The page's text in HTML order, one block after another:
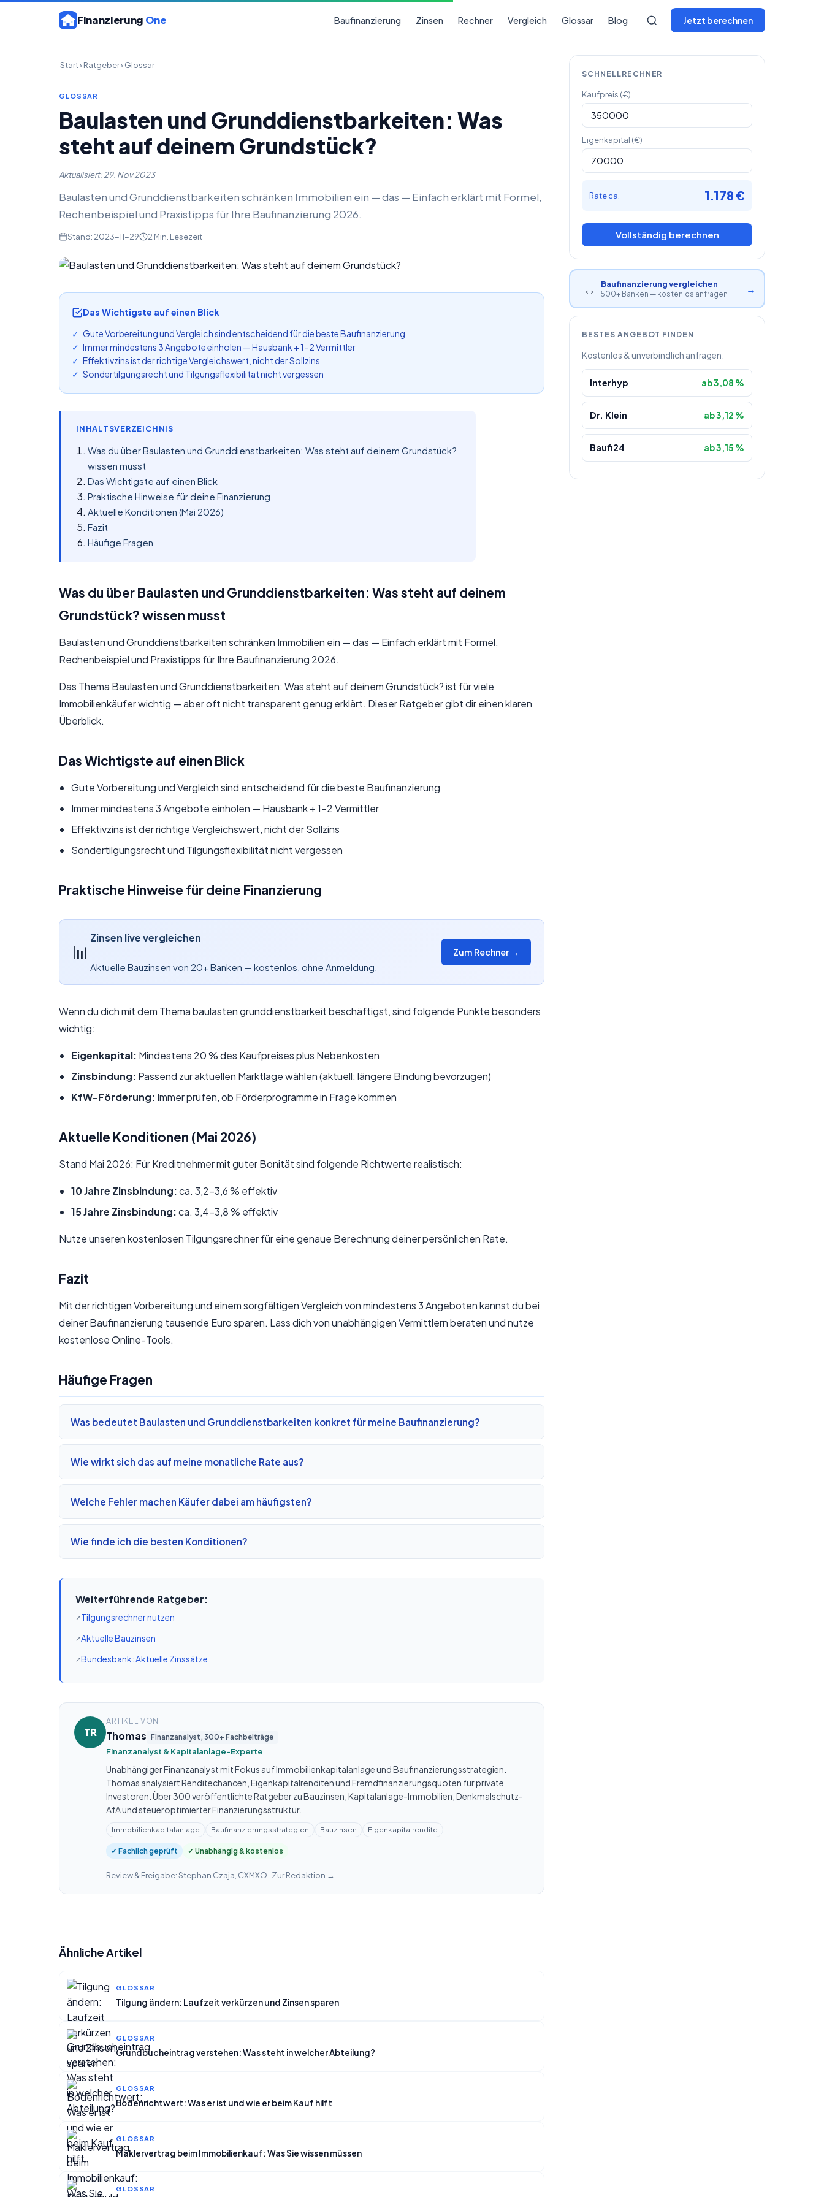
Finanzierung One Baufinanzierung Zinsen Rechner Vergleich Glossar Blog Jetzt berechnen
Start›Ratgeber›Glossar
GLOSSAR
Baulasten und Grunddienstbarkeiten: Was
steht auf deinem Grundstück?
Aktualisiert: 29. Nov 2023
Baulasten und Grunddienstbarkeiten schränken Immobilien ein — das — Einfach erklärt mit Formel,
Rechenbeispiel und Praxistipps für Ihre Baufinanzierung 2026.
Stand: 2023-11-29 2 Min. Lesezeit
Das Wichtigste auf einen Blick
Gute Vorbereitung und Vergleich sind entscheidend für die beste Baufinanzierung
Immer mindestens 3 Angebote einholen — Hausbank + 1–2 Vermittler
Effektivzins ist der richtige Vergleichswert, nicht der Sollzins
Sondertilgungsrecht und Tilgungsflexibilität nicht vergessen
INHALTSVERZEICHNIS
Was du über Baulasten und Grunddienstbarkeiten: Was steht auf deinem Grundstück?
wissen musst
Das Wichtigste auf einen Blick
Praktische Hinweise für deine Finanzierung
Aktuelle Konditionen (Mai 2026)
Fazit
Häufige Fragen
Was du über Baulasten und Grunddienstbarkeiten: Was steht auf deinem
Grundstück? wissen musst
Baulasten und Grunddienstbarkeiten schränken Immobilien ein — das — Einfach erklärt mit Formel,
Rechenbeispiel und Praxistipps für Ihre Baufinanzierung 2026.
Das Thema Baulasten und Grunddienstbarkeiten: Was steht auf deinem Grundstück? ist für viele
Immobilienkäufer wichtig — aber oft nicht transparent genug erklärt. Dieser Ratgeber gibt dir einen klaren
Überblick.
Das Wichtigste auf einen Blick
Gute Vorbereitung und Vergleich sind entscheidend für die beste Baufinanzierung
Immer mindestens 3 Angebote einholen — Hausbank + 1–2 Vermittler
Effektivzins ist der richtige Vergleichswert, nicht der Sollzins
Sondertilgungsrecht und Tilgungsflexibilität nicht vergessen
Praktische Hinweise für deine Finanzierung
📊
Zinsen live vergleichen
Aktuelle Bauzinsen von 20+ Banken — kostenlos, ohne Anmeldung.
Zum Rechner →
Wenn du dich mit dem Thema baulasten grunddienstbarkeit beschäftigst, sind folgende Punkte besonders
wichtig:
Eigenkapital: Mindestens 20 % des Kaufpreises plus Nebenkosten
Zinsbindung: Passend zur aktuellen Marktlage wählen (aktuell: längere Bindung bevorzugen)
KfW-Förderung: Immer prüfen, ob Förderprogramme in Frage kommen
Aktuelle Konditionen (Mai 2026)
Stand Mai 2026: Für Kreditnehmer mit guter Bonität sind folgende Richtwerte realistisch:
10 Jahre Zinsbindung:ca. 3,2–3,6 % effektiv
15 Jahre Zinsbindung:ca. 3,4–3,8 % effektiv
Nutze unserenkostenlosen Tilgungsrechnerfür eine genaue Berechnung deiner persönlichen Rate.
Fazit
Mit der richtigen Vorbereitung und einem sorgfältigen Vergleich von mindestens 3 Angeboten kannst du bei
deiner Baufinanzierung tausende Euro sparen. Lass dich von unabhängigen Vermittlern beraten und nutze
kostenlose Online-Tools.
Häufige Fragen
Was bedeutet Baulasten und Grunddienstbarkeiten konkret für meine Baufinanzierung?
Wie wirkt sich das auf meine monatliche Rate aus?
Welche Fehler machen Käufer dabei am häufigsten?
Wie finde ich die besten Konditionen?
Weiterführende Ratgeber:
Tilgungsrechner nutzen
Aktuelle Bauzinsen
Bundesbank: Aktuelle Zinssätze
TR
ARTIKEL VON
Thomas Finanzanalyst, 300+ Fachbeiträge
Finanzanalyst & Kapitalanlage-Experte
Unabhängiger Finanzanalyst mit Fokus auf Immobilienkapitalanlage und Baufinanzierungsstrategien.
Thomas analysiert Renditechancen, Eigenkapitalrenditen und Fremdfinanzierungsquoten für private
Investoren. Über 300 veröffentlichte Ratgeber zu Bauzinsen, Kapitalanlage-Immobilien, Denkmalschutz-
AfA und steueroptimierter Finanzierungsstruktur.
Immobilienkapitalanlage Baufinanzierungsstrategien Bauzinsen Eigenkapitalrendite
✓ Fachlich geprüft ✓ Unabhängig & kostenlos
Review & Freigabe: Stephan Czaja, CXMXO · Zur Redaktion →
Ähnliche Artikel
GLOSSAR
Tilgung ändern: Laufzeit verkürzen und Zinsen sparen
GLOSSAR
Grundbucheintrag verstehen: Was steht in welcher Abteilung?
GLOSSAR
Bodenrichtwert: Was er ist und wie er beim Kauf hilft
GLOSSAR
Maklervertrag beim Immobilienkauf: Was Sie wissen müssen
GLOSSAR
SCHNELLRECHNER
Kaufpreis (€)
Eigenkapital (€)
Rate ca. 1.178 €
Vollständig berechnen
↔ Baufinanzierung vergleichen
500+ Banken — kostenlos anfragen →
BESTES ANGEBOT FINDEN
Kostenlos & unverbindlich anfragen:
Interhyp ab 3,08 %
Dr. Klein ab 3,12 %
Baufi24 ab 3,15 %